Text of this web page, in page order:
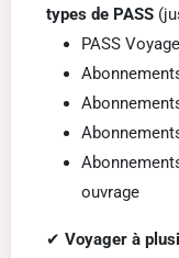
types de PASS
PASS
ouvrage
✔ Voyager à